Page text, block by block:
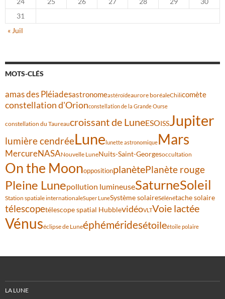
31
« Juil
MOTS-CLÉS
amas des Pléiadesastronomeastéroïdeaurore boréaleChilicomète
constellation d'Orionconstellation de la Grande Ourse
constellation du Taureaucroissant de LuneESOISSJupiter
lumière cendréeLune lunette astronomiqueMars
MercureNASANouvelle LuneNuits-Saint-Georgesoccultation
On the MoonoppositionplanètePlanète rouge
Pleine Lunepollution lumineuseSaturneSoleil
Station spatiale internationaleSuper LuneSystème solaireSélénétache solaire
télescopetélescope spatial HubblevidéoVLTVoie lactée
Vénuséclipse de Luneéphéméridesétoileétoile polaire
LA LUNE